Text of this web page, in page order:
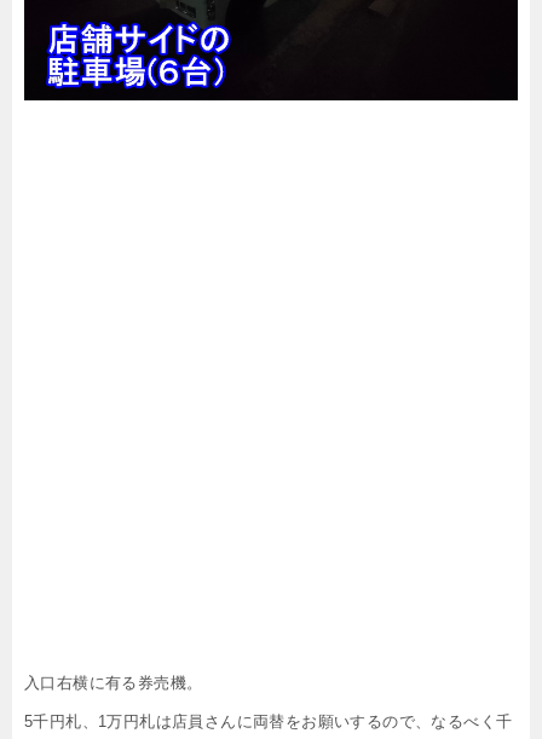
入口右横に有る券売機。
5千円札、1万円札は店員さんに両替をお願いするので、なるべく千